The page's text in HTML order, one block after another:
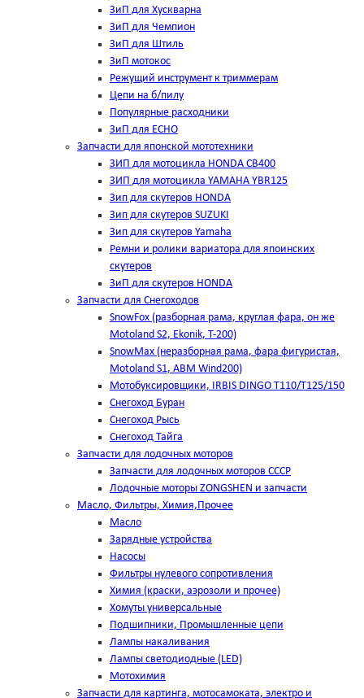
ЗиП для Хускварна
ЗиП для Чемпион
ЗиП для Штиль
ЗиП мотокос
Режущий инструмент к триммерам
Цепи на б/пилу
Популярные расходники
ЗиП для ЕСНО
Запчасти для японской мототехники
ЗИП для мотоцикла HONDA CB400
ЗИП для мотоцикла YAMAHA YBR125
Зип для скутеров HONDA
Зип для скутеров SUZUKI
Зип для скутеров Yamaha
Ремни и ролики вариатора для япоинских
скутеров
ЗиП для скутеров HONDA
Запчасти для Снегоходов
SnowFox (разборная рама, круглая фара, он же
Motoland S2, Ekonik, T-200)
SnowMax (неразборная рама, фара фигуристая,
Motoland S1, ABM Wind200)
Мотобуксировщики, IRBIS DINGO Т110/Т125/150
Снегоход Буран
Снегоход Рысь
Снегоход Тайга
Запчасти для лодочных моторов
Запчасти для лодочных моторов СССР
Лодочные моторы ZONGSHEN и запчасти
Масло, Фильтры, Химия,Прочее
Масло
Зарядные устройства
Насосы
Фильтры нулевого сопротивления
Химия (краски, аэрозоли и прочее)
Хомуты универсальные
Подшипники, Промышленные цепи
Лампы накаливания
Лампы светодиодные (LED)
Мотохимия
Запчасти для картинга, мотосамоката, электро и